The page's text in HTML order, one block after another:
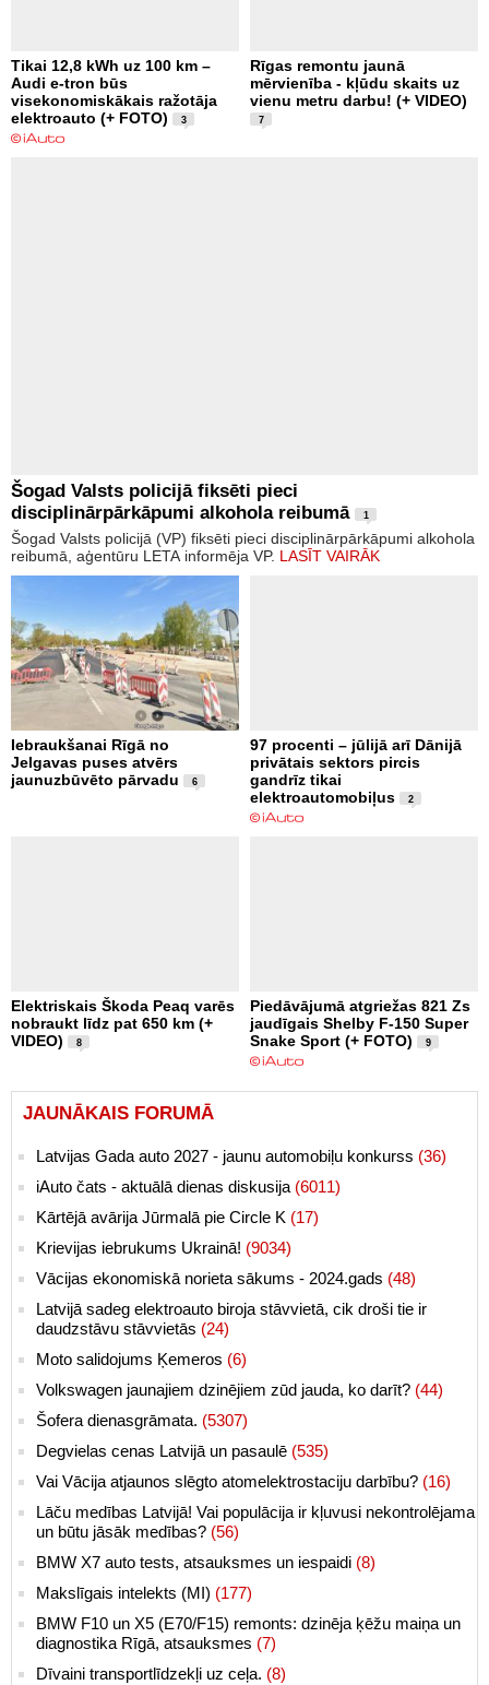
Tikai 12,8 kWh uz 100 km –
Audi e-tron būs
visekonomiskākais ražotāja
elektroauto (+ FOTO)
3
Rīgas remontu jaunā
mērvienība - kļūdu skaits uz
vienu metru darbu! (+ VIDEO)
7
Šogad Valsts policijā fiksēti pieci
disciplinārpārkāpumi alkohola reibumā
1
Šogad Valsts policijā (VP) fiksēti pieci disciplinārpārkāpumi alkohola
reibumā, aģentūru LETA informēja VP. LASĪT VAIRĀK
Iebraukšanai Rīgā no
Jelgavas puses atvērs
jaunuzbūvēto pārvadu
6
97 procenti – jūlijā arī Dānijā
privātais sektors pircis
gandrīz tikai
elektroautomobiļus
2
Elektriskais Škoda Peaq varēs
nobraukt līdz pat 650 km (+
VIDEO)
8
Piedāvājumā atgriežas 821 Zs
jaudīgais Shelby F-150 Super
Snake Sport (+ FOTO)
9
JAUNĀKAIS FORUMĀ
Latvijas Gada auto 2027 - jaunu automobiļu konkurss (36)
iAuto čats - aktuālā dienas diskusija (6011)
Kārtējā avārija Jūrmalā pie Circle K (17)
Krievijas iebrukums Ukrainā! (9034)
Vācijas ekonomiskā norieta sākums - 2024.gads (48)
Latvijā sadeg elektroauto biroja stāvvietā, cik droši tie ir
daudzstāvu stāvvietās (24)
Moto salidojums Ķemeros (6)
Volkswagen jaunajiem dzinējiem zūd jauda, ko darīt? (44)
Šofera dienasgrāmata. (5307)
Degvielas cenas Latvijā un pasaulē (535)
Vai Vācija atjaunos slēgto atomelektrostaciju darbību? (16)
Lāču medības Latvijā! Vai populācija ir kļuvusi nekontrolējama
un būtu jāsāk medības? (56)
BMW X7 auto tests, atsauksmes un iespaidi (8)
Makslīgais intelekts (MI) (177)
BMW F10 un X5 (E70/F15) remonts: dzinēja ķēžu maiņa un
diagnostika Rīgā, atsauksmes (7)
Dīvaini transportlīdzekļi uz ceļa. (8)